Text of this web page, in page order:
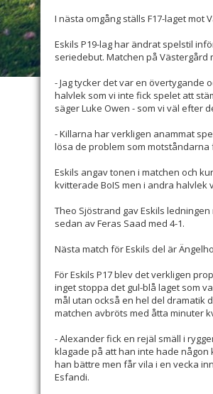
I nästa omgång ställs F17-laget mot
Eskils P19-lag har ändrat spelstil
seriedebut. Matchen på Västergård
- Jag tycker det var en övertygande
halvlek som vi inte fick spelet att
säger Luke Owen - som vi väl efter
- Killarna har verkligen anammat
lösa de problem som motståndarna
Eskils angav tonen i matchen och
kvitterade BoIS men i andra halvlek
Theo Sjöstrand gav Eskils
sedan av Feras Saad med 4-1.
Nästa match för Eskils del är
För Eskils P17 blev det verkligen
inget stoppa det gul-blå laget som
mål utan också en hel del dramatik
matchen avbröts med åtta minuter
- Alexander fick en rejäl smäll i
klagade på att han inte hade
han bättre men får vila i en vecka
Esfandi.